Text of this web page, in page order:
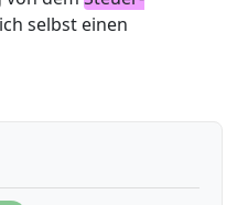
selbst einen